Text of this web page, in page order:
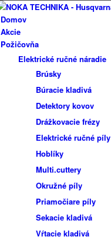
Domov
Akcie
Požičovňa
Elektrické ručné náradie
Brúsky
Búracie kladivá
Detektory kovov
Drážkovacie frézy
Elektrické ručné píly
Hoblíky
Multi.cuttery
Okružné píly
Priamočiare píly
Sekacie kladivá
Vŕtacie kladivá